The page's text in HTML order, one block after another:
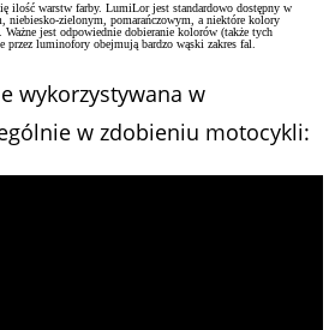
ilość warstw farby. LumiLor jest standardowo dostępny w
niebiesko-zielonym, pomarańczowym, a niektóre kolory
Ważne jest odpowiednie dobieranie kolorów (także tych
przez luminofory obejmują bardzo wąski zakres fal.
wykorzystywana w
w zdobieniu motocykli: